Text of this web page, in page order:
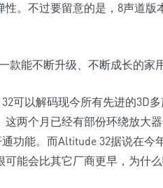
。不过要留意的是，8声道版
可以解码现今所有先进的3D
这两个月已经有部份环绕放大
功能。而Altitude 32据说在今
能会比其它厂商更早，为什